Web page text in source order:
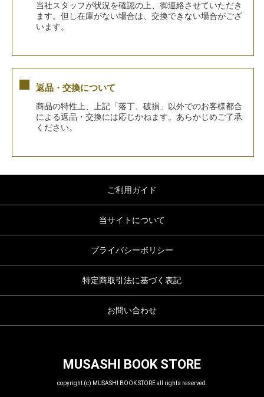
当社スタッフが状況を確認の上、御連絡させていただき
ます。但し在庫がない場合は、交換できない場合がござ
います。
■ 返品・交換について
商品の特性上、上記「落丁、破損」以外でのお客様都合
による返品・交換には応じかねます。あらかじめご了承
ください。
ご利用ガイド
当サイトについて
プライバシーポリシー
特定商取引法に基づく表記
お問い合わせ
MUSASHI BOOK STORE
copyright (c) MUSASHI BOOK STORE all rights reserved.